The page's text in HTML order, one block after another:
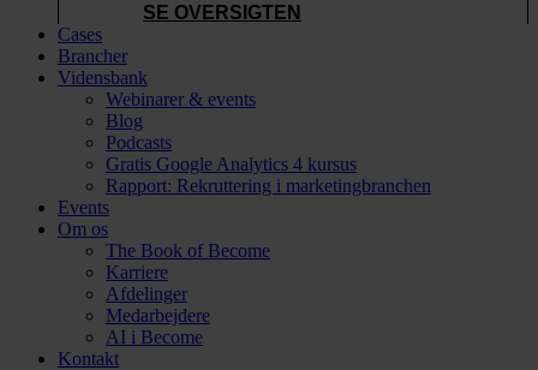
SE OVERSIGTEN
Cases
Brancher
Vidensbank
Webinarer & events
Blog
Podcasts
Gratis Google Analytics 4 kursus
Rapport: Rekruttering i marketingbranchen
Events
Om os
The Book of Become
Karriere
Afdelinger
Medarbejdere
AI i Become
Kontakt